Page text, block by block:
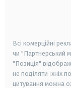
Всі комерційні
чи "Партнерський
"Позиція"
не поділяти їхніх
цитування можна